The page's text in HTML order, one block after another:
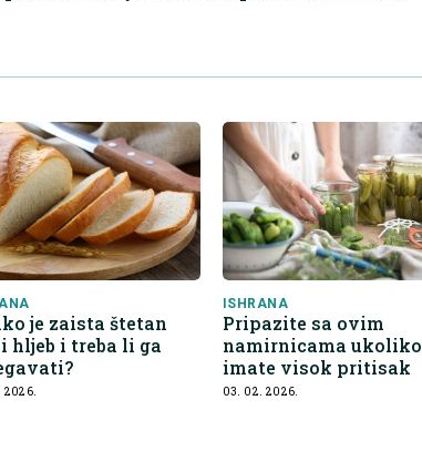
je zaista štetan
hljeb i treba li ga
2026.
ISHRANA
Pripazite sa ovim
namirnicama ukoliko
imate visok pritisak
03. 02. 2026.